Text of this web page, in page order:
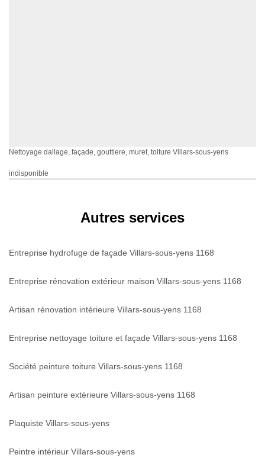
Nettoyage dallage, façade, gouttiere, muret, toiture Villars-sous-yens
indisponible
Autres services
Entreprise hydrofuge de façade Villars-sous-yens 1168
Entreprise rénovation extérieur maison Villars-sous-yens 1168
Artisan rénovation intérieure Villars-sous-yens 1168
Entreprise nettoyage toiture et façade Villars-sous-yens 1168
Société peinture toiture Villars-sous-yens 1168
Artisan peinture extérieure Villars-sous-yens 1168
Plaquiste Villars-sous-yens
Peintre intérieur Villars-sous-yens